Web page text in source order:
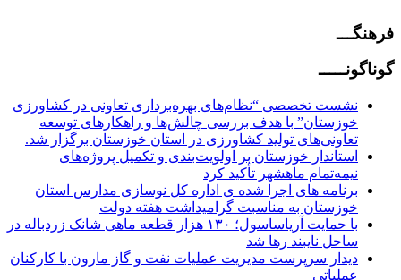
فرهنگـــ
گوناگونـــــ
نشست تخصصی “نظام‌های بهره‌برداری تعاونی در کشاورزی
خوزستان” با هدف بررسی چالش‌ها و راهکارهای توسعه
تعاونی‌های تولید کشاورزی در استان خوزستان برگزار شد.
استاندار خوزستان بر اولویت‌بندی و تکمیل پروژه‌های
نیمه‌تمام ماهشهر تأکید کرد
برنامه های اجرا شده ی اداره کل نوسازی مدارس استان
خوزستان به مناسبت گرامیداشت هفته دولت
با حمایت آریاساسول؛ ۱۳۰ هزار قطعه ماهی شانک زردباله در
ساحل نایبند رها شد
دیدار سرپرست مدیریت عملیات نفت و گاز مارون با کارکنان
عملیاتی